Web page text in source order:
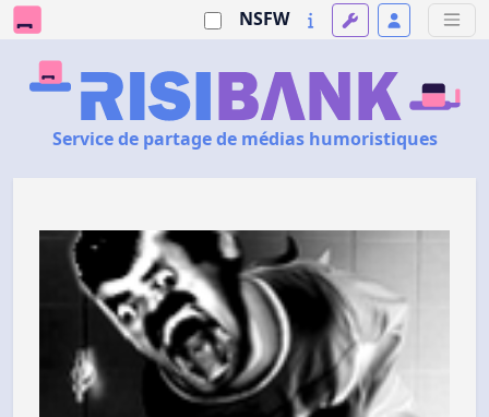
NSFW
Service de partage de médias humoristiques